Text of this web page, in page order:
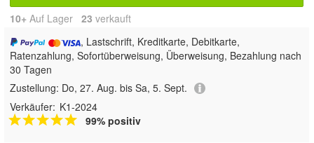
10+ Auf Lager 23 verkauft
, Lastschrift, Kreditkarte, Debitkarte,
Ratenzahlung, Sofortüberweisung, Überweisung, Bezahlung nach
30 Tagen
Zustellung: Do, 27. Aug. bis Sa, 5. Sept.
Verkäufer: K1-2024
99% positiv